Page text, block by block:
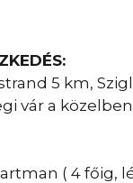
5 km,
vár a
( 4 főig,